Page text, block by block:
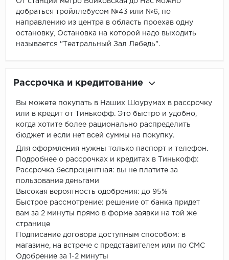
добраться тройллебусом №43 или №6, по
направлению из центра в область проехав одну
остановку, Остановка на которой надо выходить
называется "Театральный Зал Лебедь".
Рассрочка и кредитование
Вы можете покупать в Наших Шоурумах в рассрочку
или в кредит от Тинькофф. Это быстро и удобно,
когда хотите более рационально распределить
бюджет и если нет всей суммы на покупку.
Для оформления нужны только паспорт и телефон.
Подробнее о рассрочках и кредитах в Тинькофф:
Рассрочка беспроцентная: вы не платите за
пользование деньгами
Высокая вероятность одобрения: до 95%
Быстрое рассмотрение: решение от банка придет
вам за 2 минуты прямо в форме заявки на той же
странице
Подписание договора доступным способом: в
магазине, на встрече с представителем или по СМС
Одобрение за 1-2 минуты